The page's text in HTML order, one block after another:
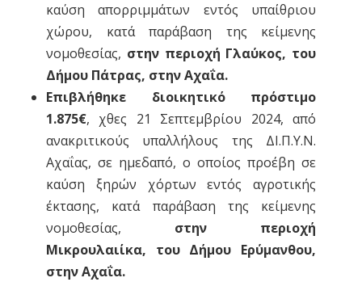
καύση απορριμμάτων εντός υπαίθριου
χώρου, κατά παράβαση της κείμενης
νομοθεσίας, στην περιοχή Γλαύκος, του
Δήμου Πάτρας, στην Αχαΐα.
Επιβλήθηκε διοικητικό πρόστιμο
1.875€, χθες 21 Σεπτεμβρίου 2024, από
ανακριτικούς υπαλλήλους της ΔΙ.Π.Υ.Ν.
Αχαΐας, σε ημεδαπό, ο οποίος προέβη σε
καύση ξηρών χόρτων εντός αγροτικής
έκτασης, κατά παράβαση της κείμενης
νομοθεσίας, στην περιοχή
Μικρουλαιίκα, του Δήμου Ερύμανθου,
στην Αχαΐα.